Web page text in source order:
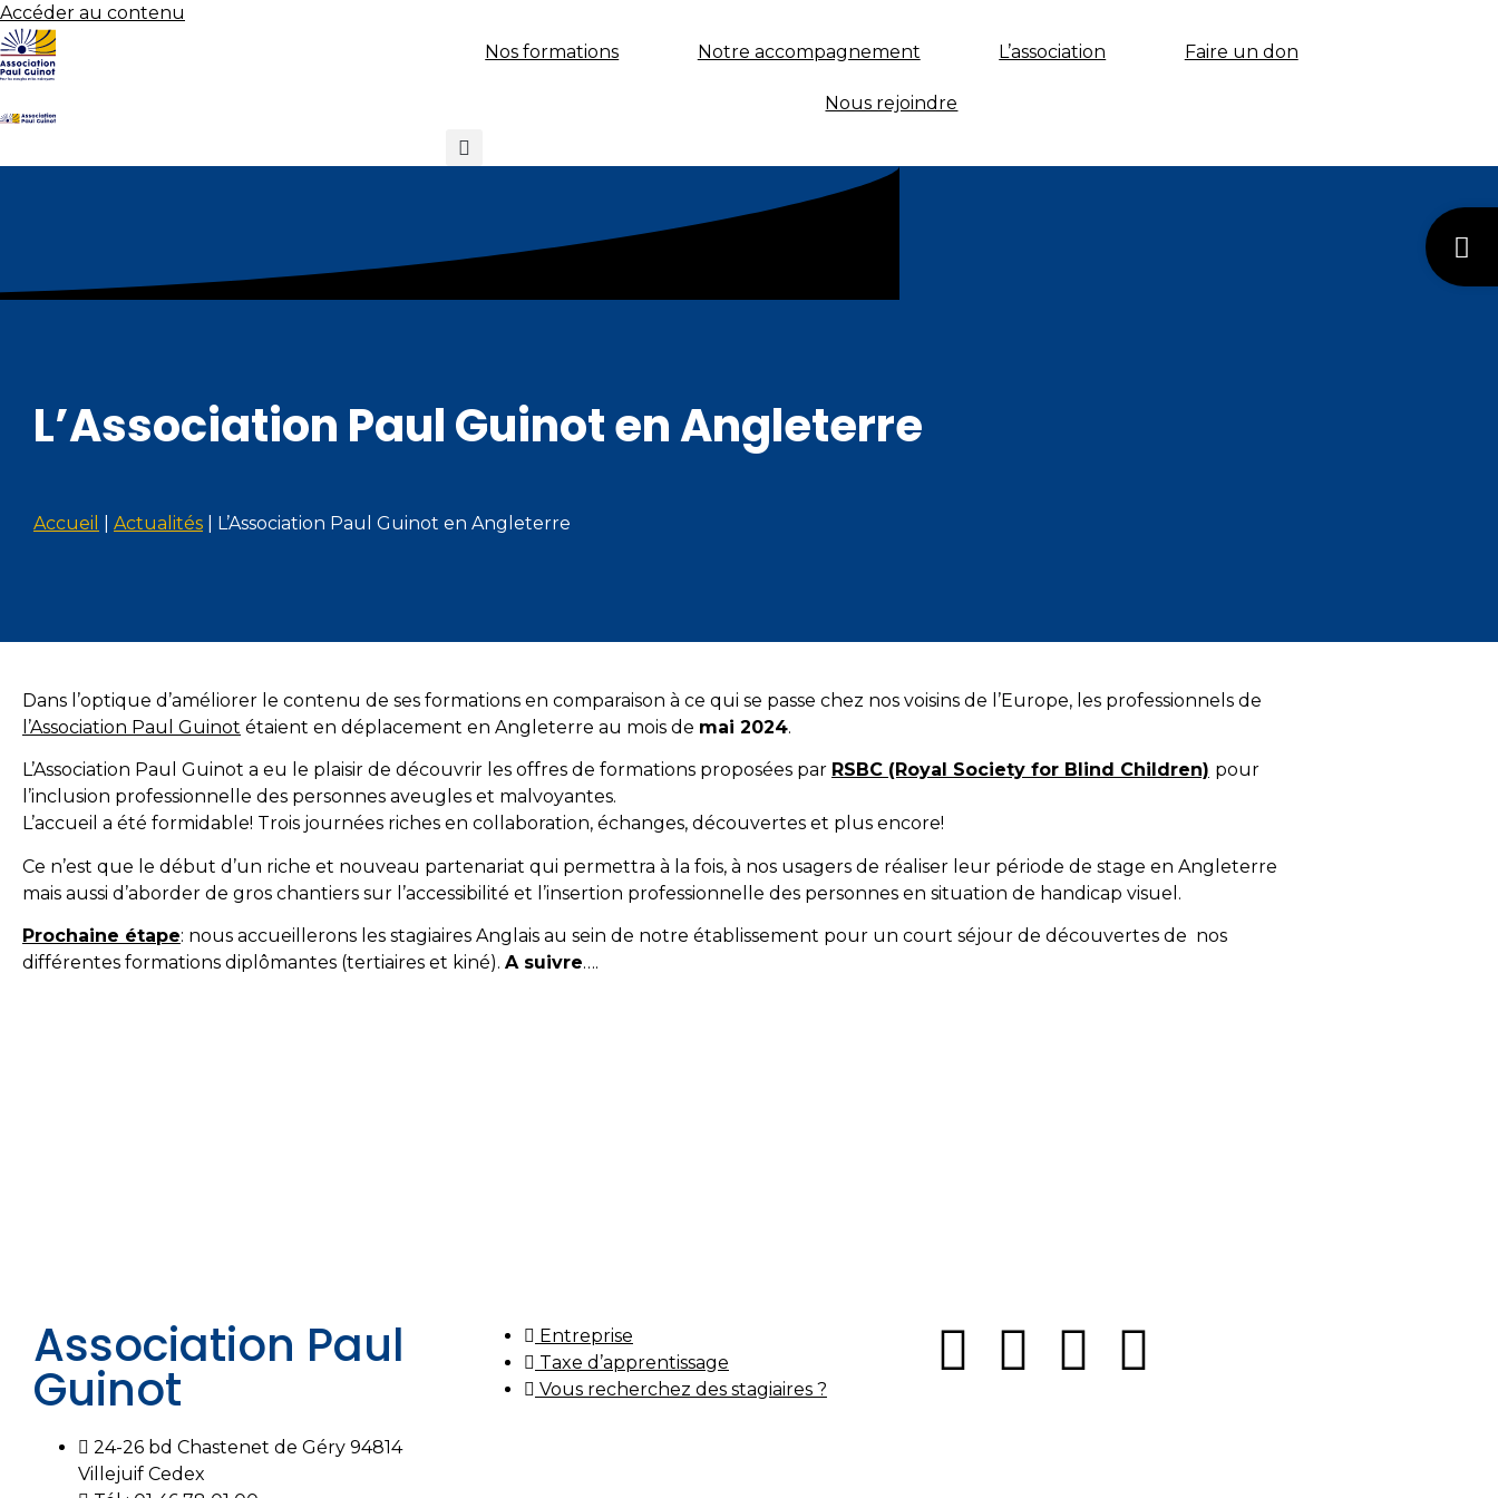
Accéder au contenu
Nos formations
Notre accompagnement L’association Faire un don
Nous rejoindre
L’Association Paul Guinot en Angleterre
Accueil Actualités L’Association Paul Guinot en Angleterre
Dans l’optique d’améliorer le contenu de ses formations en comparaison à ce qui se passe chez nos voisins de l’Europe, les professionnels de
l’Association Paul Guinot étaient en déplacement en Angleterre au mois de mai 2024.
L’Association Paul Guinot a eu le plaisir de découvrir les offres de formations proposées par RSBC (Royal Society for Blind Children) pour
l’inclusion professionnelle des personnes aveugles et malvoyantes.
L’accueil a été formidable! Trois journées riches en collaboration, échanges, découvertes et plus encore!
Ce n’est que le début d’un riche et nouveau partenariat qui permettra à la fois, à nos usagers de réaliser leur période de stage en Angleterre
mais aussi d’aborder de gros chantiers sur l’accessibilité et l’insertion professionnelle des personnes en situation de handicap visuel.
Prochaine étape: nous accueillerons les stagiaires Anglais au sein de notre établissement pour un court séjour de découvertes de nos
différentes formations diplômantes (tertiaires et kiné). A suivre….
Association Paul
Guinot
24-26 bd Chastenet de Géry 94814
Villejuif Cedex
Entreprise
Taxe d’apprentissage
Vous recherchez des stagiaires ?